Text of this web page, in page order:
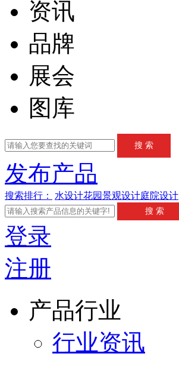
资讯
品牌
展会
图库
发布产品
搜索排行： 水设计花园景观设计庭院设计
登录
注册
产品行业
行业资讯